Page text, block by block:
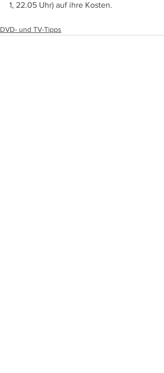
1, 22.05 Uhr) auf ihre Kosten.
DVD- und TV-Tipps